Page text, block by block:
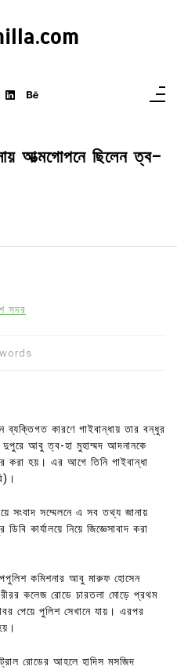
আত্মগোপনে ছিলেন ত্ব-
সদর
কারণে গাইবান্ধায় তার বন্ধুর
আবু ত্ব-হা মুহাম্মদ আদনানকে
করা হয়। এর আগে তিনি গাইবান্ধা
সংবাদ সম্মেলনে এ সব তথ্য জানায়
কার্যালয়ে নিয়ে জিজ্ঞেসাবাদ করা
কমিশনার আবু মারুফ হোসেন
কলেজ রোডে চারতলা মোড়ে প্রথম
পেয়ে পুলিশ সেখানে যায়। এরপর
রোডের আহলে হাদিস মসজিদ